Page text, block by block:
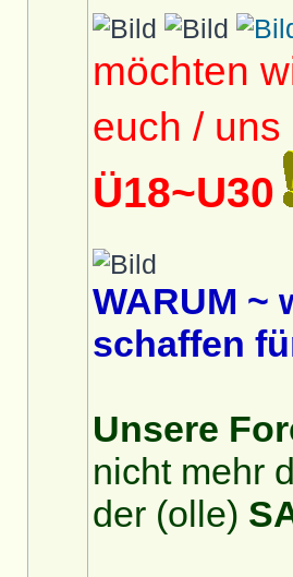
möchten
euch /
Ü18~U30
WARUM ~
schaffen
Unsere
nicht mehr
der (olle)